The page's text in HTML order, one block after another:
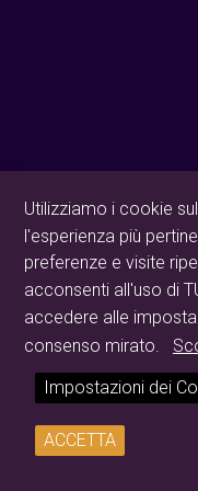
Utilizziamo i cookie
l'esperienza più
preferenze e visite
acconsenti all'uso di
accedere alle
consenso mirato.
Impostazioni dei
ACCETTA